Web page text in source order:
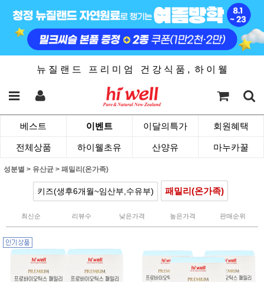
뉴 질 랜 드 프 리 미 엄 건 강 식 품 , 하 이 웰
베스트 이벤트 이달의특가 회원혜택
전체상품 하이웰초유 산양유 마누카꿀
성분별 > 유산균 > 패밀리(온가족)
키즈(생후6개월~임산부,수유부) 패밀리(온가족)
최신순 리뷰수 낮은가격 높은가격 판매순위